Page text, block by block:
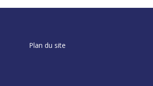
Plan du site